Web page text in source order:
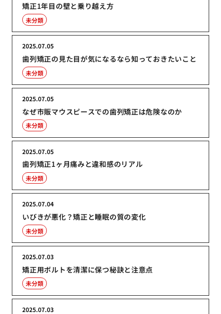
矯正1年目の壁と乗り越え方
未分類
歯列矯正の見た目が気になるなら知っておきたいこと
2025.07.05
未分類
なぜ市販マウスピースでの歯列矯正は危険なのか
2025.07.05
未分類
歯列矯正1ヶ月痛みと違和感のリアル
2025.07.05
未分類
いびきが悪化？矯正と睡眠の質の変化
2025.07.04
未分類
矯正用ボルトを清潔に保つ秘訣と注意点
2025.07.03
未分類
2025.07.03